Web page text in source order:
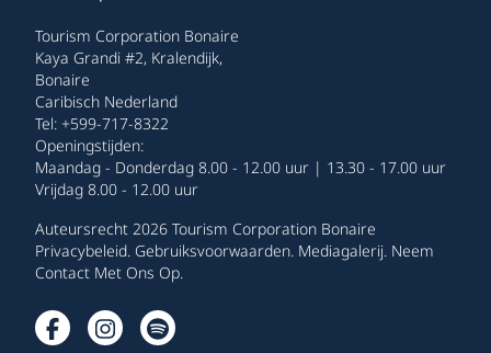
Tourism Corporation Bonaire
Kaya Grandi #2, Kralendijk,
Bonaire
Caribisch Nederland
Tel: +599-717-8322
Openingstijden:
Maandag - Donderdag 8.00 - 12.00 uur | 13.30 - 17.00 uur
Vrijdag 8.00 - 12.00 uur
Auteursrecht 2026 Tourism Corporation Bonaire
Privacybeleid. Gebruiksvoorwaarden. Mediagalerij. Neem
Contact Met Ons Op.